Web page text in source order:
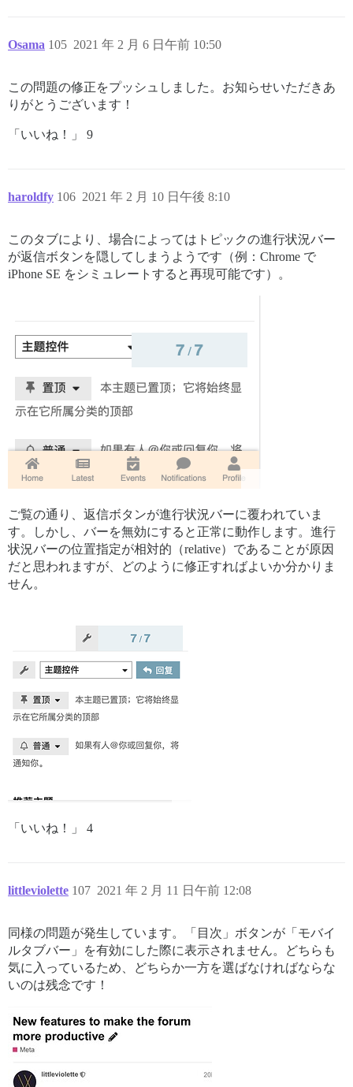
Osama 2021 年 2 月 6 日午前 10:50
105
この問題の修正をプッシュしました。お知らせいただきあ
りがとうございます！
「いいね！」 9
haroldfy 2021 年 2 月 10 日午後 8:10
106
このタブにより、場合によってはトピックの進行状況バー
が返信ボタンを隠してしまうようです（例：Chrome で
iPhone SE をシミュレートすると再現可能です）。
ご覧の通り、返信ボタンが進行状況バーに覆われていま
す。しかし、バーを無効にすると正常に動作します。進行
状況バーの位置指定が相対的（relative）であることが原因
だと思われますが、どのように修正すればよいか分かりま
せん。
「いいね！」 4
littleviolette 2021 年 2 月 11 日午前 12:08
107
同様の問題が発生しています。「目次」ボタンが「モバイ
ルタブバー」を有効にした際に表示されません。どちらも
気に入っているため、どちらか一方を選ばなければならな
いのは残念です！